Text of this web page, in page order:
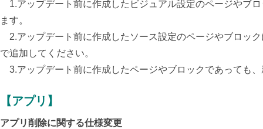
1.アップデート前に作成したビジュアル設定のページやブ
ます。
2.アップデート前に作成したソース設定のページやブロッ
で追加してください。
3.アップデート前に作成したページやブロックであっても
【アプリ】
アプリ削除に関する仕様変更